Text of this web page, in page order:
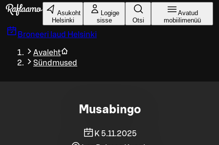
Liigu peamise sisu juurde
Asukoht
Helsinki
Logige
sisse
Otsi
Avatud
mobiilimenüü
Broneeri laud Helsinki
Avaleht
Sündmused
Musabingo
K 5.11.2025